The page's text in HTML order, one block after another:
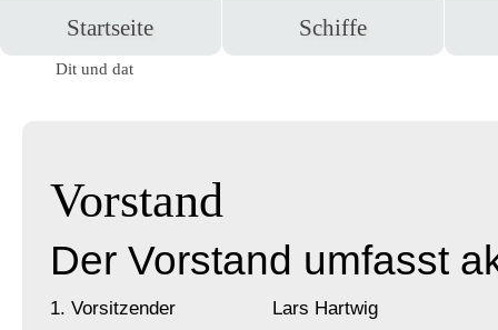
Navigation
überspringen
Startseite Schiffe
Navigation
Dit und dat
Vorstand
Der Vorstand umfasst
1. Vorsitzender
Lars Hartwig